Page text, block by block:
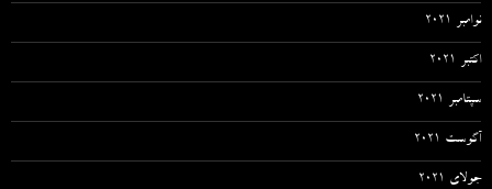
نوامبر 2021
اکتبر 2021
سپتامبر 2021
آگوست 2021
جولای 2021